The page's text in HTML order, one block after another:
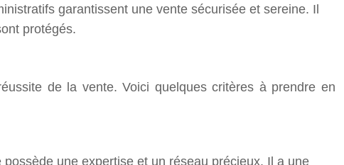
garantissent une vente sécurisée et sereine. Il
protégés.
de la vente. Voici quelques critères à prendre en
une expertise et un réseau précieux. Il a une